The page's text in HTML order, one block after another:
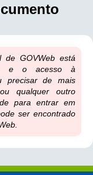
de GOVWeb está
e o acesso à
precisar de mais
qualquer outro
para entrar em
ser encontrado